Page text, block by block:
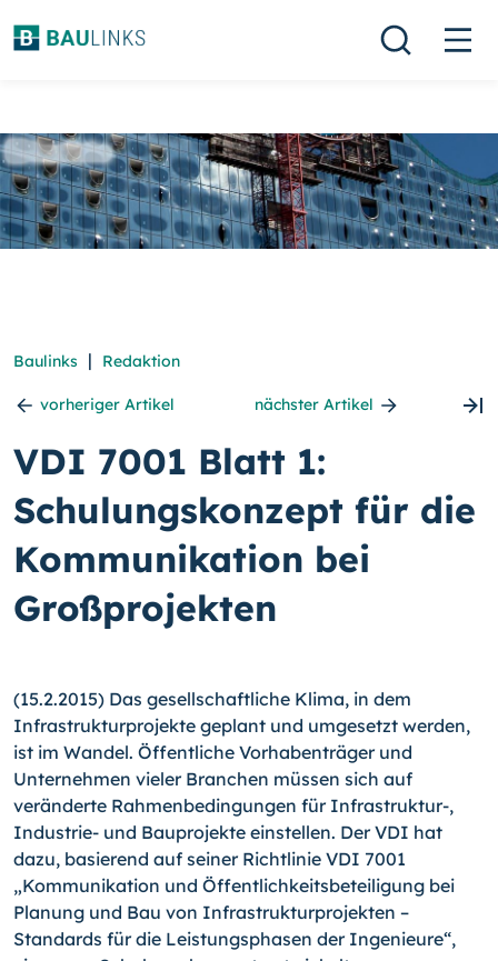
Baulinks | Redaktion
vorheriger Artikel nächster Artikel
VDI 7001 Blatt 1:
Schulungskonzept für die
Kommunikation bei
Großprojekten
(15.2.2015) Das gesellschaftliche Klima, in dem
Infrastrukturprojekte geplant und um­gesetzt werden,
ist im Wandel. Öffentliche Vorhabenträger und
Unternehmen vieler Branchen müssen sich auf
veränderte Rahmenbedingungen für Infrastruktur-,
Indus­trie- und Bauprojekte einstellen. Der VDI hat
dazu, basierend auf seiner Richtlinie VDI 7001
„Kommunikation und Öffentlichkeitsbeteiligung bei
Planung und Bau von In­frastrukturprojekten –
Standards für die Leistungsphasen der Ingenieure“,